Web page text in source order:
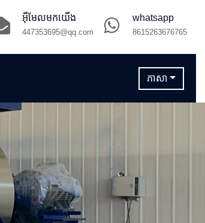
whatsapp
8615263676765
អ៊ីមែលមកយើង
447353695@qq.com
ភាសា